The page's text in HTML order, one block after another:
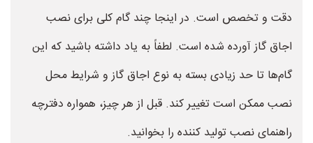
دقت و تخصص است. در اینجا چند گام کلی برای نصب
اجاق گاز آورده شده است. لطفاً به یاد داشته باشید که این
گام‌ها تا حد زیادی بسته به نوع اجاق گاز و شرایط محل
نصب ممکن است تغییر کند. قبل از هر چیز، همواره دفترچه
راهنمای نصب تولید کننده را بخوانید.